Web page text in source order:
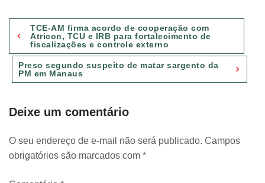
Navegação
de
Post
TCE-AM firma acordo de cooperação com
Atricon, TCU e IRB para fortalecimento de
fiscalizações e controle externo
Preso segundo suspeito de matar sargento da
PM em Manaus
Deixe um comentário
O seu endereço de e-mail não será publicado. Campos
obrigatórios são marcados com *